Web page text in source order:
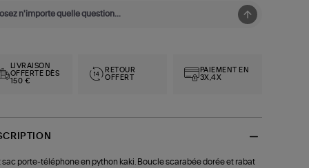
LIVRAISON
OFFERTE DÈS
150 €
RETOUR
OFFERT
PAIEMENT EN
3X,4X
sac porte-téléphone en python kaki. Boucle scarabée dorée et rabat